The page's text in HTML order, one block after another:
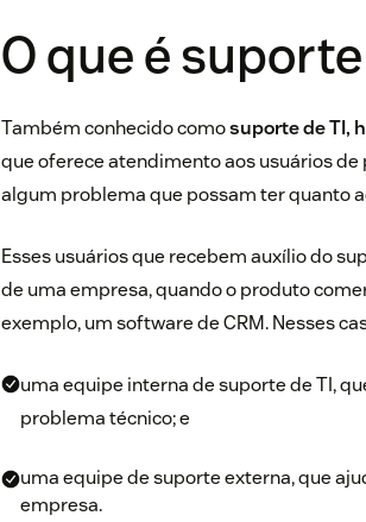
O que é
Também conhecido comosuporte de TI,
que oferece atendimento aos usuários
algum problema que possam ter quanto
Esses usuários que recebem auxílio do
de uma empresa, quando o produto
exemplo, um software de CRM. Nesses
uma equipe interna de suporte de TI,
problema técnico; e
uma equipe de suporte externa, que
empresa.